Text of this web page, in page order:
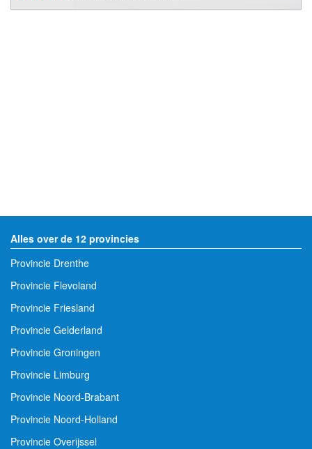
Alles over de 12 provincies
Provincie Drenthe
Provincie Flevoland
Provincie Friesland
Provincie Gelderland
Provincie Groningen
Provincie Limburg
Provincie Noord-Brabant
Provincie Noord-Holland
Provincie Overijssel